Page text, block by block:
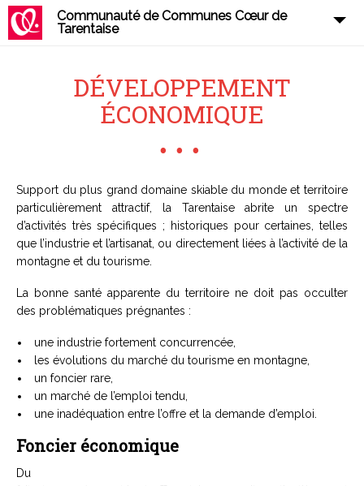
Communauté de Communes Cœur de
Tarentaise
DÉVELOPPEMENT
ÉCONOMIQUE
Support du plus grand domaine skiable du monde et territoire
particulièrement attractif, la Tarentaise abrite un spectre
d’activités très spécifiques ; historiques pour certaines, telles
que l’industrie et l’artisanat, ou directement liées à l’activité de la
montagne et du tourisme.
La bonne santé apparente du territoire ne doit pas occulter
des problématiques prégnantes :
une industrie fortement concurrencée,
les évolutions du marché du tourisme en montagne,
un foncier rare,
un marché de l’emploi tendu,
une inadéquation entre l’offre et la demande d’emploi.
Foncier économique
Du